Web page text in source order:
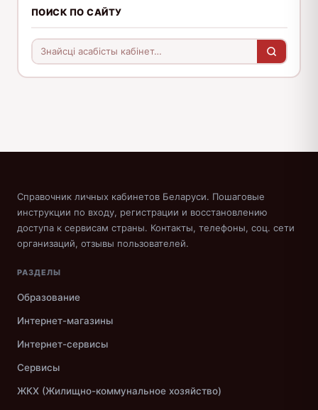
ПОИСК ПО САЙТУ
Справочник личных кабинетов Беларуси. Пошаговые
инструкции по входу, регистрации и восстановлению
доступа к сервисам страны. Контакты, телефоны, соц. сети
организаций, отзывы пользователей.
РАЗДЕЛЫ
Образование
Интернет-магазины
Интернет-сервисы
Сервисы
ЖКХ (Жилищно-коммунальное хозяйство)